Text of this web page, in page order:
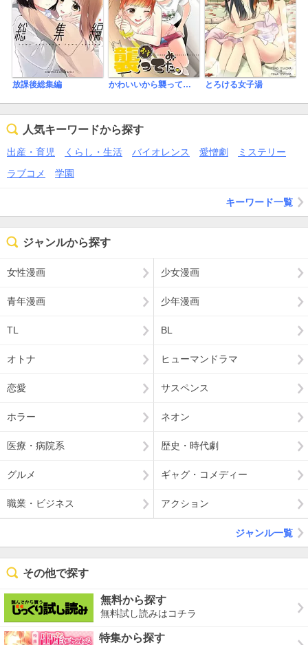
放課後総集編 かわいいから襲ってみた とろける女子湯
人気キーワードから探す
出産・育児 くらし・生活 バイオレンス 愛憎劇
ミステリー
ラブコメ
学園
キーワード一覧
ジャンルから探す
女性漫画 少女漫画
青年漫画 少年漫画
TL BL
オトナ ヒューマンドラマ
恋愛 サスペンス
ホラー ネオン
医療・病院系 歴史・時代劇
グルメ ギャグ・コメディー
職業・ビジネス アクション
ジャンル一覧
その他で探す
無料から探す
無料試し読みはコチラ
特集から探す